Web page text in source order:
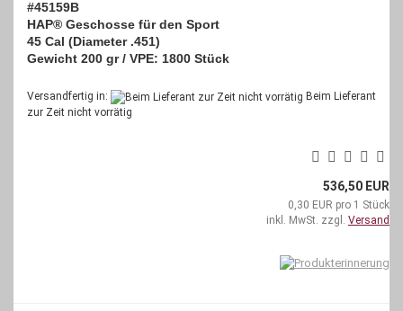
#45159B
HAP® Geschosse für den Sport
45 Cal (Diameter .451)
Gewicht 200 gr / VPE: 1800 Stück
Versandfertig in:
Beim Lieferant
zur Zeit nicht vorrätig
536,50 EUR
0,30 EUR pro 1 Stück
inkl. MwSt. zzgl. Versand